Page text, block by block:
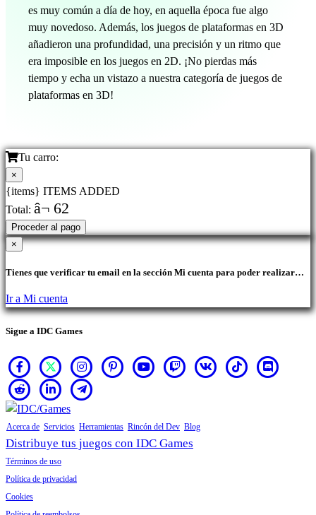
es muy común a día de hoy, en aquella época fue algo
muy novedoso. Además, los juegos de plataformas en 3D
añadieron una profundidad, una precisión y un ritmo que
era imposible en los juegos en 2D. ¡No pierdas más
tiempo y echa un vistazo a nuestra categoría de juegos de
plataformas en 3D!
Tu carro:
×
{items} ITEMS ADDED
Total: â¬ 62
Proceder al pago
×
Tienes que verificar tu email en la sección Mi cuenta para poder realizar
Ir a Mi cuenta
Sigue a IDC Games
Acerca de Servicios Herramientas Rincón del Dev Blog
Distribuye tus juegos con IDC Games
Términos de uso
Política de privacidad
Cookies